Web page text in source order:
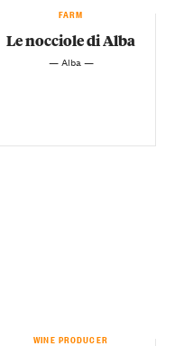
FARM
Le nocciole di Alba
— Alba —
WINE PRODUCER